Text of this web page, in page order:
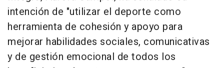
intención de "utilizar el deporte como
herramienta de cohesión y apoyo para
mejorar habilidades sociales, comunicativas
y de gestión emocional de todos los